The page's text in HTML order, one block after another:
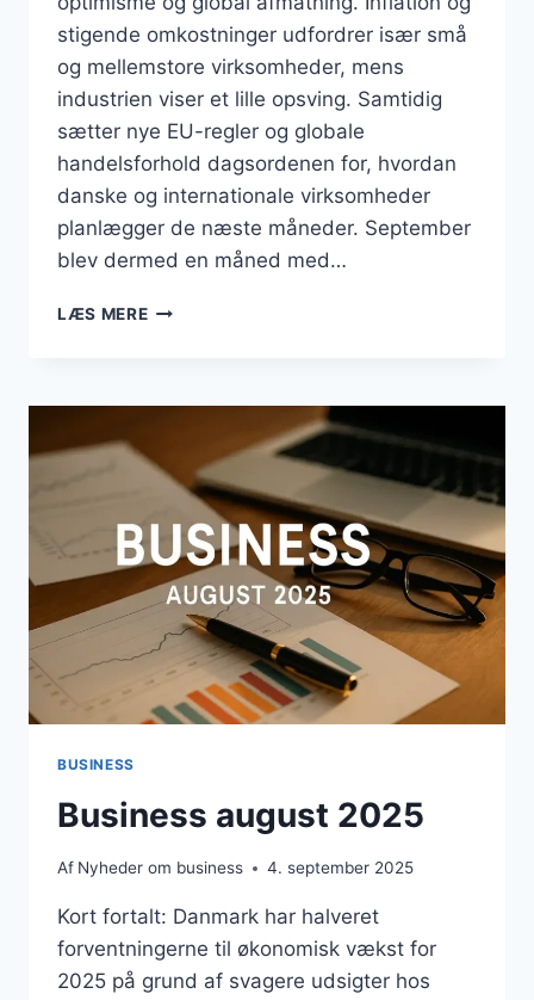
stigende omkostninger udfordrer især små
og mellemstore virksomheder, mens
industrien viser et lille opsving. Samtidig
sætter nye EU-regler og globale
handelsforhold dagsordenen for, hvordan
danske og internationale virksomheder
planlægger de næste måneder. September
blev dermed en måned med…
LÆS MEREBUSINESS
BUSINESS
Business august 2025
Af Nyheder om business 4. september 2025
Kort fortalt: Danmark har halveret
forventningerne til økonomisk vækst for
2025 på grund af svagere udsigter hos